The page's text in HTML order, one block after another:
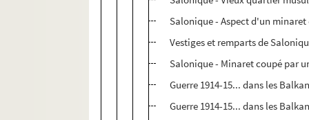
Salonique - Aspect d'un
Vestiges et remparts de
Salonique - Minaret coupé par
Guerre 1914-15... dans les
Guerre 1914-15... dans les